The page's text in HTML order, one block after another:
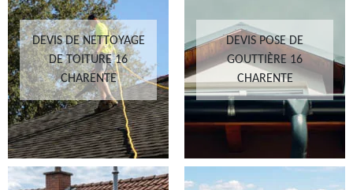
DEVIS DE NETTOYAGE
DE TOITURE 16
CHARENTE
DEVIS POSE DE
GOUTTIÈRE 16
CHARENTE